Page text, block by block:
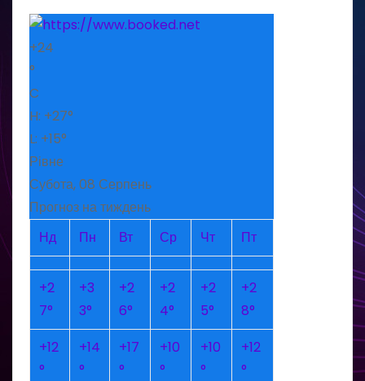
+24
°
C
H: +27°
L: +15°
Рівне
Субота, 08 Серпень
Прогноз на тиждень
Нд
Пн Вт Ср Чт Пт
+2
7°
+3
3°
+2
6°
+2
4°
+2
5°
+2
8°
+12
°
+14
°
+17
°
+10
°
+10
°
+12
°